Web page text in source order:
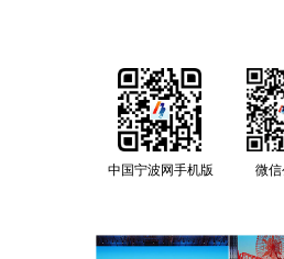
中国宁波网手机版 微